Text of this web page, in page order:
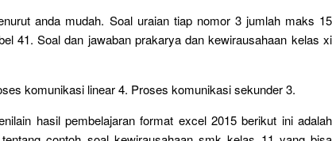
anda mudah. Soal uraian tiap nomor 3 jumlah maks 15
41. Soal dan jawaban prakarya dan kewirausahaan kelas xi
komunikasi linear 4. Proses komunikasi sekunder 3.
hasil pembelajaran format excel 2015 berikut ini adalah